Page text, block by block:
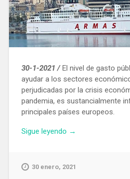
30-1-2021 /El nivel de gasto
ayudar a los sectores
perjudicadas por la crisis
pandemia, es sustancialmente
principales países europeos.
Sigue leyendo «Foment
el
→
30 enero, 2021